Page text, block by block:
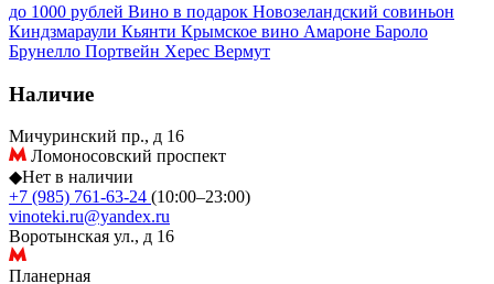
до 1000 рублей Вино в подарок Новозеландский совиньон
Киндзмараули Кьянти Крымское вино Амароне Бароло
Брунелло Портвейн Херес Вермут
Наличие
Мичуринский пр., д 16
Ломоносовский проспект
◆Нет в наличии
+7 (985) 761-63-24 (10:00–23:00)
vinoteki.ru@yandex.ru
Воротынская ул., д 16
Планерная